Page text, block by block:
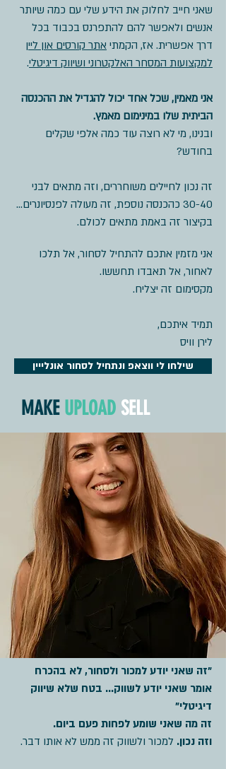
שאני חייב לחלוק את הידע שלי עם כמה שיותר
אנשים ולאפשר להם להתפרנס בכבוד בכל
דרך אפשרית. אז, הקמתי אתר קורסים און ליין
למקצועות המסחר האלקטרוני ושיווק דיגיטלי.
אני מאמין, שכל אחד יכול להגדיל את ההכנסה
הביתית שלו במינימום מאמץ.
ובנינו, מי לא רוצה עוד כמה אלפי שקלים
בחודש?
זה נכון לחיילים משוחררים, וזה מתאים לבני
30-40 כהכנסה נוספת, זה מעולה לפנסיונרים...
בקיצור זה באמת מתאים לכולם.
אני מזמין אתכם להתחיל לסחור, אל תלכו
לאחור, אל תאבדו תחששו.
מקסימום זה יצליח.
תמיד איתכם,
לירן וויס
שילחו לי ווצאפ ונתחיל לסחור אונלייין
MAKE UPLOAD SELL
"זה שאני יודע למכור ולסחור, לא בהכרח
אומר שאני יודע לשווק... בטח שלא שיווק
דיגיטלי"
זה מה שאני שומע לפחות פעם ביום.
וזה נכון. למכור ולשווק זה ממש לא אותו דבר.